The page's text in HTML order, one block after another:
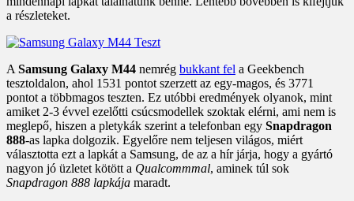
a részleteket.
A Samsung Galaxy M44 nemrég bukkant fel a Geekbench
tesztoldalon, ahol 1531 pontot szerzett az egy-magos, és 3771
pontot a többmagos teszten. Ez utóbbi eredmények olyanok, mint
amiket 2-3 évvel ezelőtti csúcsmodellek szoktak elérni, ami nem is
meglepő, hiszen a pletykák szerint a telefonban egy Snapdragon
888-as lapka dolgozik. Egyelőre nem teljesen világos, miért
választotta ezt a lapkát a Samsung, de az a hír járja, hogy a gyártó
nagyon jó üzletet kötött a Qualcommmal, aminek túl sok
Snapdragon 888 lapkája maradt.